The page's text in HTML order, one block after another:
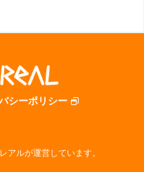
シーポリシー
アルが運営しています。